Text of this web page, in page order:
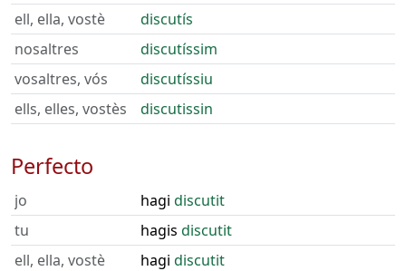
ell, ella, vostè
discutís
nosaltres
discutíssim
vosaltres, vós
discutíssiu
ells, elles, vostès
discutissin
Perfecto
jo hagi discutit
tu
hagis discutit
ell, ella, vostè
hagi discutit